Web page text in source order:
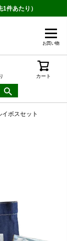
件あたり）
お買い物
カート
ボスセット